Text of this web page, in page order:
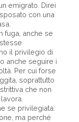
emigrato. Direi
con una
fuga, anche se
il privilegio di
anche seguire i
Per cui forse
soprattutto
che non
se privilegiata:
ma perché